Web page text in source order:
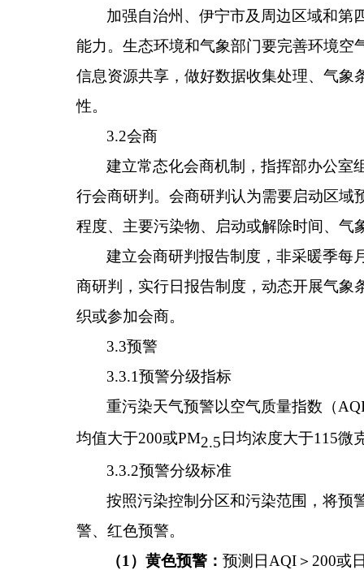
加强自治州、伊宁市及周边区域和第
能力。生态环境和气象部门要完善环境空
信息资源共享，做好数据收集处理、 气象
性。
3.2会商
建立常态化会商机制 ，指挥部办公室
行会商研判。 会商研判认为需要启动区域
程度、主要污染物、启动或解除时间、气
建立会商研判报告制度，非采暖季每
商研判， 实行日报告制度，动态开展气象
织或参加会商。
3.3预警
3.3.1预警分级指标
重污染天气预警以空气质量指数（
均值大于200或PM2.5 日均浓度大于115微
3.3.2预警分级标准
按照污染控制分区和污染范围，将预
警、红色预警。
（1 ）黄色预警：预测日 AQI＞ 200或